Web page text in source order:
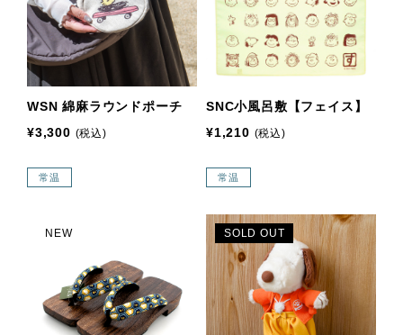
WSN 綿麻ラウンドポーチ
¥3,300 (税込)
常温
SNC小風呂敷【フェイス】
¥1,210 (税込)
常温
NEW SOLD OUT